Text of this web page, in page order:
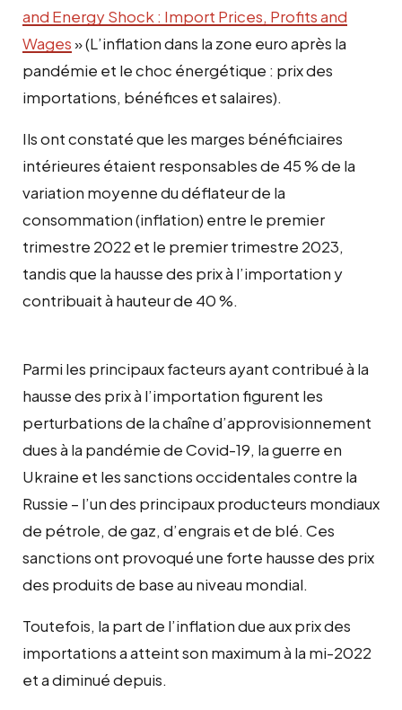
and Energy Shock : Import Prices, Profits and
Wages» (L’inflation dans la zone euro après la
pandémie et le choc énergétique : prix des
importations, bénéfices et salaires).
Ils ont constaté que les marges bénéficiaires
intérieures étaient responsables de 45 % de la
variation moyenne du déflateur de la
consommation (inflation) entre le premier
trimestre 2022 et le premier trimestre 2023,
tandis que la hausse des prix à l’importation y
contribuait à hauteur de 40 %.
Parmi les principaux facteurs ayant contribué à la
hausse des prix à l’importation figurent les
perturbations de la chaîne d’approvisionnement
dues à la pandémie de Covid-19, la guerre en
Ukraine et les sanctions occidentales contre la
Russie – l’un des principaux producteurs mondiaux
de pétrole, de gaz, d’engrais et de blé. Ces
sanctions ont provoqué une forte hausse des prix
des produits de base au niveau mondial.
Toutefois, la part de l’inflation due aux prix des
importations a atteint son maximum à la mi-2022
et a diminué depuis.